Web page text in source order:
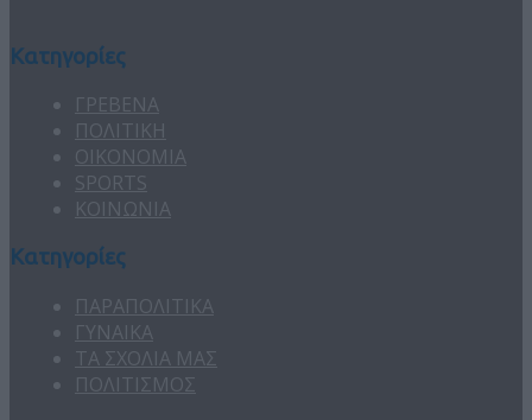
Κατηγορίες
ΓΡΕΒΕΝΑ
ΠΟΛΙΤΙΚΗ
ΟΙΚΟΝΟΜΙΑ
SPORTS
ΚΟΙΝΩΝΙΑ
Κατηγορίες
ΠΑΡΑΠΟΛΙΤΙΚΑ
ΓΥΝΑΙΚΑ
ΤΑ ΣΧΟΛΙΑ ΜΑΣ
ΠΟΛΙΤΙΣΜΟΣ